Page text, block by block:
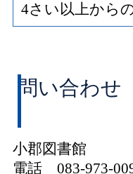
4さい以上から
問い合わせ
小郡図書館
電話 083-973-